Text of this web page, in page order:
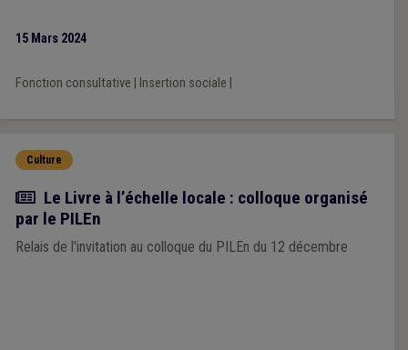
15 Mars 2024
Fonction consultative Insertion sociale
Culture
Actualité
Le Livre à l’échelle locale : colloque organisé
par le PILEn
Relais de l'invitation au colloque du PILEn du 12 décembre